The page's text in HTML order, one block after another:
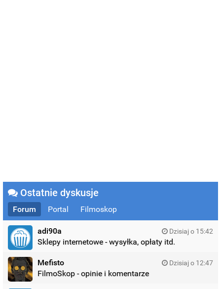
Ostatnie dyskusje
Forum Portal Filmoskop
adi90a Dzisiaj o 15:42
Sklepy internetowe - wysyłka, opłaty itd.
Mefisto Dzisiaj o 12:47
FilmoSkop - opinie i komentarze